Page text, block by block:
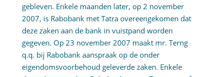
gebleven. Enkele maanden later, op 2 november
2007, is Rabobank met Tatra overeengekomen dat
deze zaken aan de bank in vuistpand worden
gegeven. Op 23 november 2007 maakt mr. Terng
q.q. bij Rabobank aanspraak op de onder
eigendomsvoorbehoud geleverde zaken. Enkele